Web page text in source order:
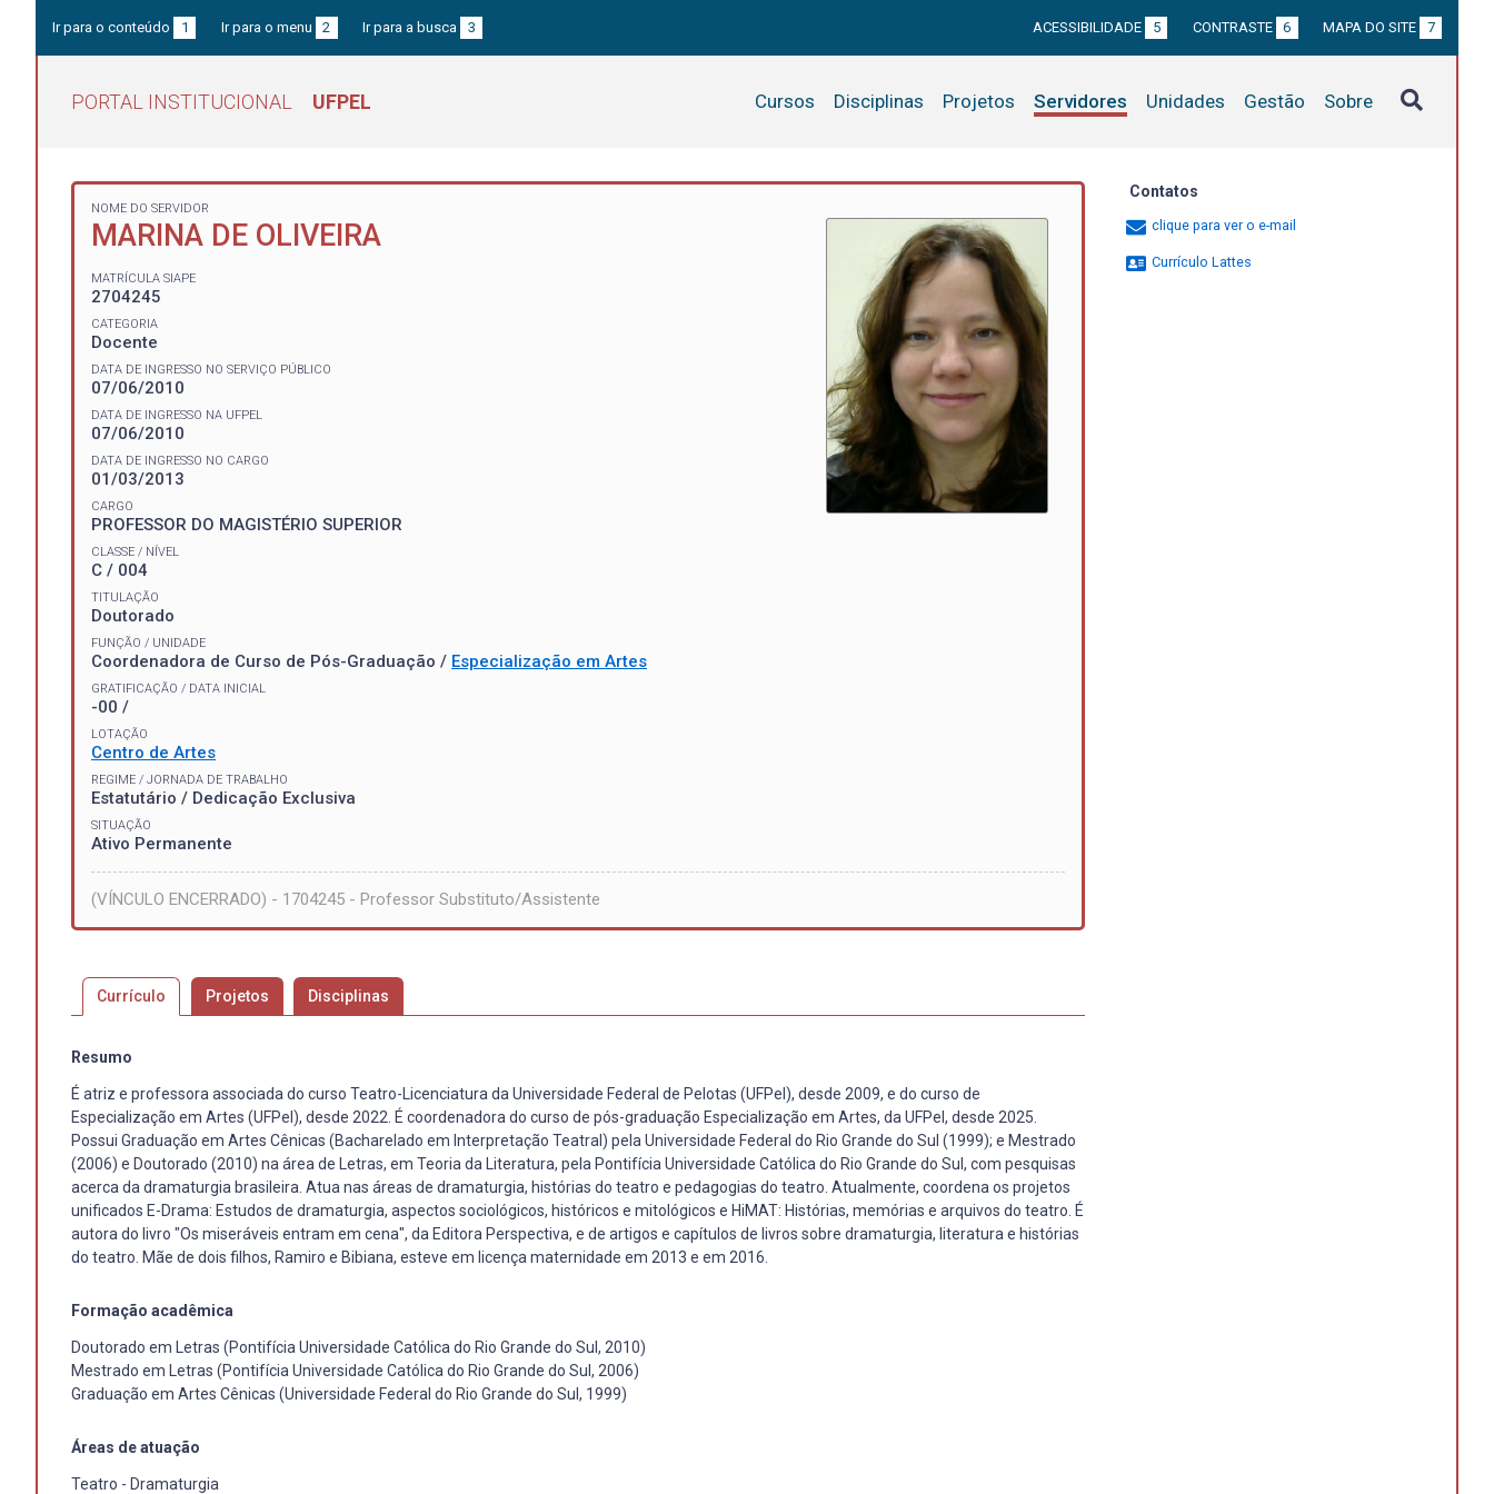
Ir para o conteúdo 1 Ir para o menu 2 Ir para a busca 3 ACESSIBILIDADE 5 CONTRASTE 6 MAPA DO SITE 7
PORTAL INSTITUCIONAL UFPEL Cursos Disciplinas Projetos Servidores Unidades Gestão Sobre
NOME DO SERVIDOR
MARINA DE OLIVEIRA
MATRÍCULA SIAPE
2704245
CATEGORIA
Docente
DATA DE INGRESSO NO SERVIÇO PÚBLICO
07/06/2010
DATA DE INGRESSO NA UFPEL
07/06/2010
DATA DE INGRESSO NO CARGO
01/03/2013
CARGO
PROFESSOR DO MAGISTÉRIO SUPERIOR
CLASSE / NÍVEL
C / 004
TITULAÇÃO
Doutorado
FUNÇÃO / UNIDADE
Coordenadora de Curso de Pós-Graduação / Especialização em Artes
GRATIFICAÇÃO / DATA INICIAL
-00 /
LOTAÇÃO
Centro de Artes
REGIME / JORNADA DE TRABALHO
Estatutário / Dedicação Exclusiva
SITUAÇÃO
Ativo Permanente
(VÍNCULO ENCERRADO) - 1704245 - Professor Substituto/Assistente
Currículo Projetos Disciplinas
Resumo
É atriz e professora associada do curso Teatro-Licenciatura da Universidade Federal de Pelotas (UFPel), desde 2009, e do curso de
Especialização em Artes (UFPel), desde 2022. É coordenadora do curso de pós-graduação Especialização em Artes, da UFPel, desde 2025.
Possui Graduação em Artes Cênicas (Bacharelado em Interpretação Teatral) pela Universidade Federal do Rio Grande do Sul (1999); e Mestrado
(2006) e Doutorado (2010) na área de Letras, em Teoria da Literatura, pela Pontifícia Universidade Católica do Rio Grande do Sul, com pesquisas
acerca da dramaturgia brasileira. Atua nas áreas de dramaturgia, histórias do teatro e pedagogias do teatro. Atualmente, coordena os projetos
unificados E-Drama: Estudos de dramaturgia, aspectos sociológicos, históricos e mitológicos e HiMAT: Histórias, memórias e arquivos do teatro. É
autora do livro "Os miseráveis entram em cena", da Editora Perspectiva, e de artigos e capítulos de livros sobre dramaturgia, literatura e histórias
do teatro. Mãe de dois filhos, Ramiro e Bibiana, esteve em licença maternidade em 2013 e em 2016.
Formação acadêmica
Doutorado em Letras (Pontifícia Universidade Católica do Rio Grande do Sul, 2010)
Mestrado em Letras (Pontifícia Universidade Católica do Rio Grande do Sul, 2006)
Graduação em Artes Cênicas (Universidade Federal do Rio Grande do Sul, 1999)
Áreas de atuação
Teatro - Dramaturgia
Contatos
clique para ver o e-mail
Currículo Lattes